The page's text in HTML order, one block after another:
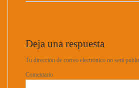
Deja una respuesta
Tu dirección de correo electrónico no será
Comentario